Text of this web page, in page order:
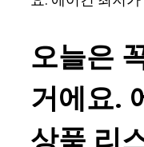
오늘은
거에요.